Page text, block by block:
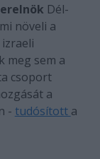
Dél-
növeli a
meg sem a
csoport
a
- tudósított a